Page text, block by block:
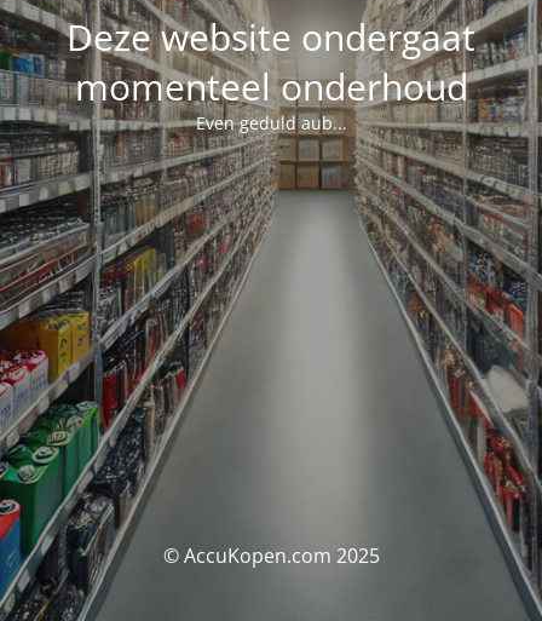
Deze website ondergaat
momenteel onderhoud
Even geduld aub...
© AccuKopen.com 2025